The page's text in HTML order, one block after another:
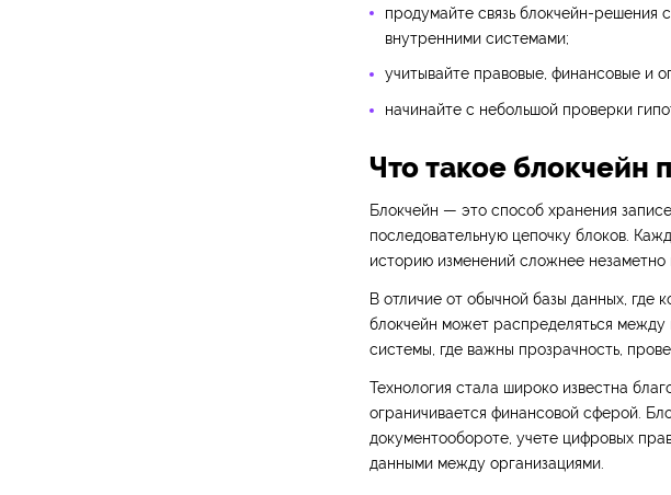
продумайте связь блокчейн-решения
внутренними системами;
учитывайте правовые, финансовые и
начинайте с небольшой проверки
Что такое блокчейн
Блокчейн — это способ хранения
последовательную цепочку блоков.
историю изменений сложнее незаметно
В отличие от обычной базы данных, где
блокчейн может распределяться между
системы, где важны прозрачность,
Технология стала широко известна
ограничивается финансовой сферой.
документообороте, учете цифровых
данными между организациями.